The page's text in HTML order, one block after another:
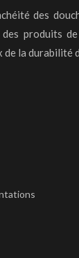
des
produits
de la durabilité